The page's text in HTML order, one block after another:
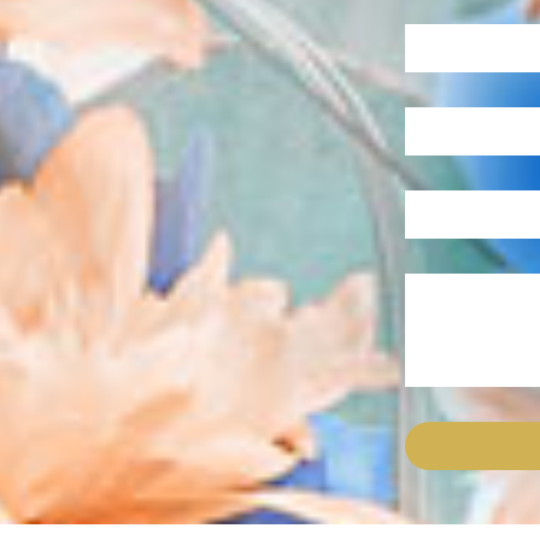
– מיועד לאנשים אשר מעוניינים לחזק את
את תחושת האהבה העצמית שלהם וכן
ושבועיים בהקשר לקושי שלך בנושא
מחסומים, אמונות, דפוסים, מחשבות
בגופך ומונעים ממך להתקדם בחייך.